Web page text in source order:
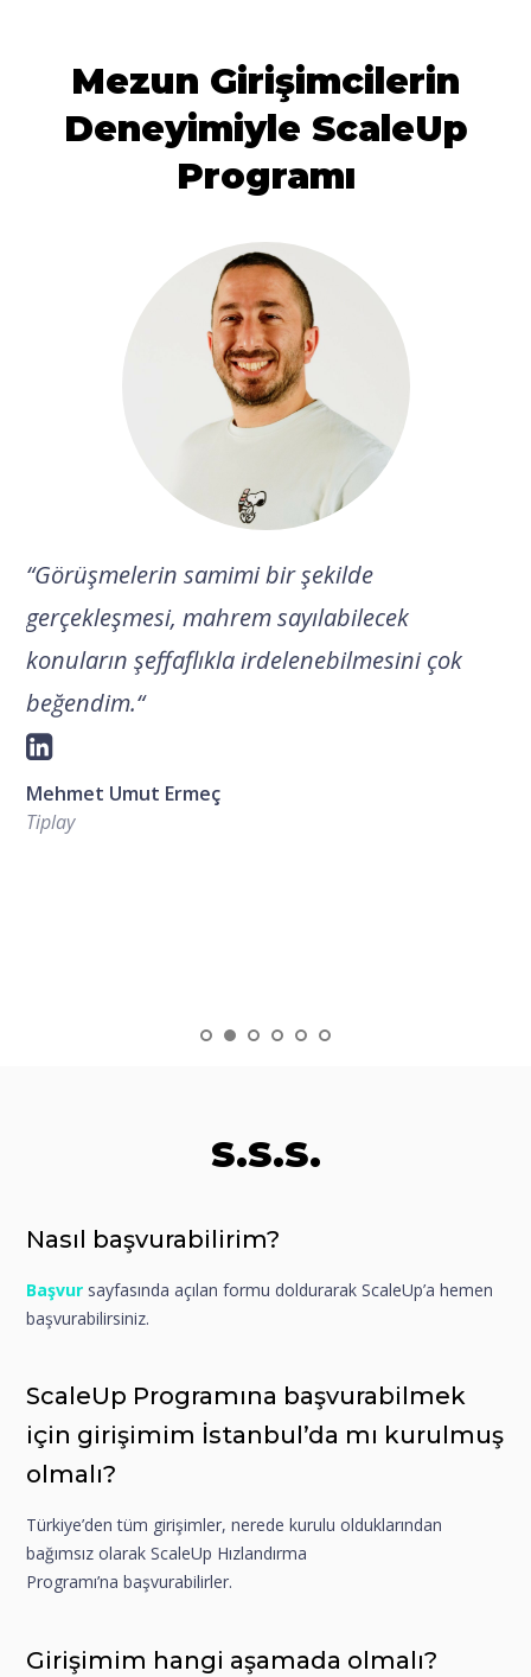
Mezun Girişimcilerin
Deneyimiyle ScaleUp
Programı
“Görüşmelerin samimi bir şekilde
gerçekleşmesi, mahrem sayılabilecek
konuların şeffaflıkla irdelenebilmesini çok
beğendim.“
Mehmet Umut Ermeç
Tiplay
S.S.S.
Nasıl başvurabilirim?
Başvur sayfasında açılan formu doldurarak ScaleUp’a hemen
başvurabilirsiniz.
ScaleUp Programına başvurabilmek
için girişimim İstanbul’da mı kurulmuş
olmalı?
Türkiye’den tüm girişimler, nerede kurulu olduklarından
bağımsız olarak ScaleUp Hızlandırma
Programı’na başvurabilirler.
Girişimim hangi aşamada olmalı?